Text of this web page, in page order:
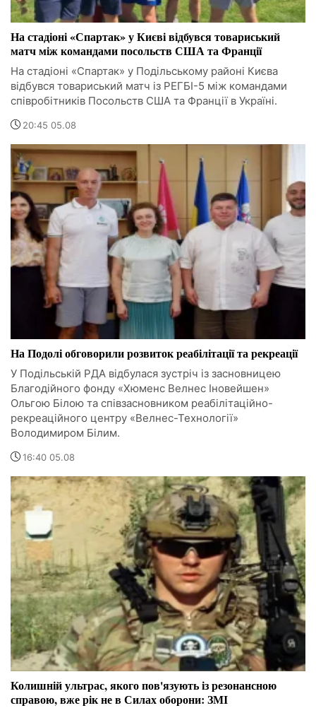
На стадіоні «Спартак» у Києві відбувся товариський
матч між командами посольств США та Франції
На стадіоні «Спартак» у Подільському районі Києва
відбувся товариський матч із РЕГБІ-5 між командами
співробітників Посольств США та Франції в Україні.
20:45 05.08
На Подолі обговорили розвиток реабілітації та рекреації
У Подільській РДА відбулася зустріч із засновницею
Благодійного фонду «Хюменс Велнес Іновейшен»
Ольгою Білою та співзасновником реабілітаційно-
рекреаційного центру «Велнес-Технології»
Володимиром Білим.
16:40 05.08
Колишній ультрас, якого пов'язують із резонансною
справою, вже рік не в Силах оборони: ЗМІ